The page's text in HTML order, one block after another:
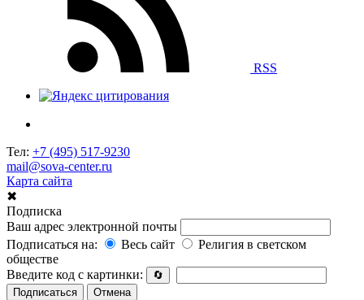
RSS
Тел: +7 (495) 517-9230
mail@sova-center.ru
Карта сайта
✖
Подписка
Ваш адрес электронной почты
Подписаться на:
Весь сайт
Религия в светском
обществе
Введите код с картинки:
🔄
Подписаться
Отмена